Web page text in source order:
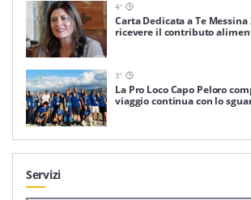
4'
Carta Dedicata a Te Messina
ricevere il contributo
3'
La Pro Loco Capo Peloro
viaggio continua con lo
Servizi